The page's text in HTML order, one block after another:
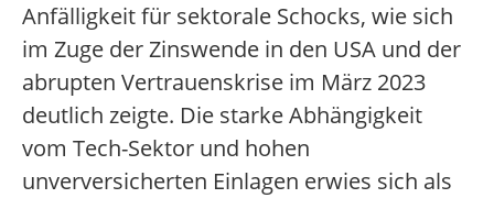
Anfälligkeit für sektorale Schocks, wie sich
im Zuge der Zinswende in den USA und der
abrupten Vertrauenskrise im März 2023
deutlich zeigte. Die starke Abhängigkeit
vom Tech-Sektor und hohen
unverversicherten Einlagen erwies sich als